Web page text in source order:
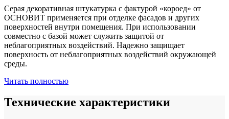
Серая декоративная штукатурка с фактурой «короед» от
ОСНОВИТ применяется при отделке фасадов и других
поверхностей внутри помещения. При использовании
совместно с базой может служить защитой от
неблагоприятных воздействий. Надежно защищает
поверхность от неблагоприятных воздействий окружающей
среды.
Читать полностью
Технические характеристики